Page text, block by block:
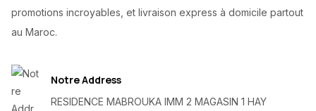
promotions incroyables, et livraison express à domicile partout
au Maroc.
Notre Address
RESIDENCE MABROUKA IMM 2 MAGASIN 1 HAY